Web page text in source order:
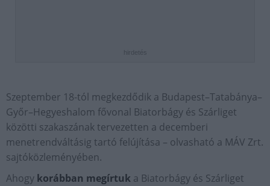
hirdetés
Szeptember 18-tól megkezdődik a Budapest–Tatabánya–
Győr–Hegyeshalom fővonal Biatorbágy és Szárliget
közötti szakaszának tervezetten a decemberi
menetrendváltásig tartó felújítása – olvasható a MÁV Zrt.
sajtóközleményében.
Ahogy korábban megírtuk a Biatorbágy és Szárliget